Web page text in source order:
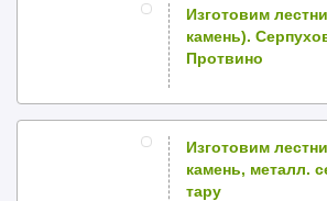
Изготовим
камень).
Протвино
Изготовим
камень, металл.
тару